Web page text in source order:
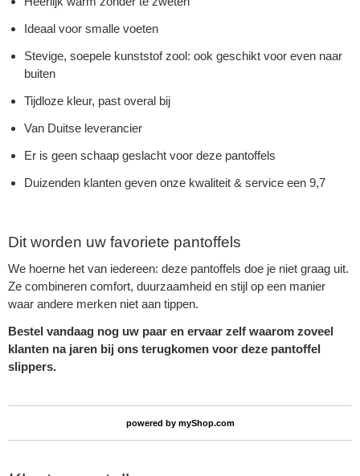
Ideaal voor smalle voeten
Stevige, soepele kunststof zool: ook geschikt voor even naar
buiten
Tijdloze kleur, past overal bij
Van Duitse leverancier
Er is geen schaap geslacht voor deze pantoffels
Duizenden klanten geven onze kwaliteit & service een 9,7
Dit worden uw favoriete pantoffels
We hoerne het van iedereen: deze pantoffels doe je niet graag uit.
Ze combineren comfort, duurzaamheid en stijl op een manier
waar andere merken niet aan tippen.
Bestel vandaag nog uw paar en ervaar zelf waarom zoveel
klanten na jaren bij ons terugkomen voor deze pantoffel
slippers.
powered by myShop.com